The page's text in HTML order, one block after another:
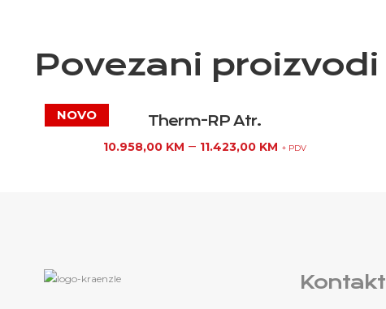
Povezani proizvodi
Therm-RP Atr.
10.958,00 KM – 11.423,00 KM + PDV
Kontakt